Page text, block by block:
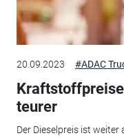
20.09.2023 #ADAC
teurer
Der Dieselpreis ist weiter